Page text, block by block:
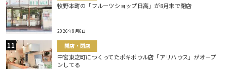
牧野本町の「フルーツショップ日高」が8月末で閉店
2026年8月6日
開店・閉店
中宮東之町につくってたポキボウル店「アリハウス」がオープ
ンしてる